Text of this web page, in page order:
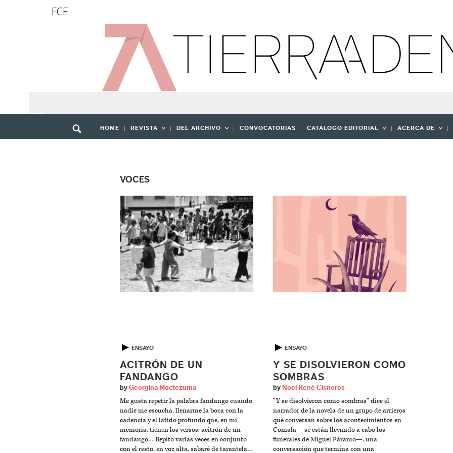
FCE
HOME REVISTA DEL ARCHIVO CONVOCATORIAS CATÁLOGO EDITORIAL ACERCA DE
VOCES
▶ ENSAYO
ACITRÓN DE UN
FANDANGO
by Georgina Moctezuma
Me gusta repetir la palabra fandango cuando
nadie me escucha, llenarme la boca con la
cadencia y el latido profundo que, en mi
memoria, tienen los versos: acitrón de un
fandango… Repito varias veces en conjunto
con el resto, en voz alta, sabaré de tarantela…
▶ ENSAYO
Y SE DISOLVIERON COMO
SOMBRAS
by Noel René Cisneros
“Y se disolvieron como sombras” dice el
narrador de la novela de un grupo de arrieros
que conversan sobre los acontecimientos en
Comala —se están llevando a cabo los
funerales de Miguel Páramo—, una
conversación que termina con una